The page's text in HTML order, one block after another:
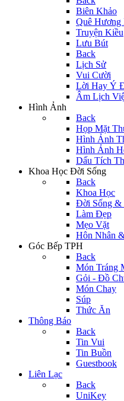
Biên Khảo
Quê Hương
Truyện Kiều
Lưu Bút
Back
Lịch Sử
Vui Cười
Lời Hay Ý
Âm Lịch
Hình Ảnh
Back
Họp Mặt
Hình Ảnh
Hình Ảnh
Dấu Tích
Khoa Học Đời Sống
Back
Khoa Học
Đời Sống &
Làm Đẹp
Mẹo Vặt
Hôn Nhân
Góc Bếp TPH
Back
Món Tráng
Gỏi - Đồ
Món Chay
Súp
Thức Ăn
Thông Báo
Back
Tin Vui
Tin Buồn
Guestbook
Liên Lạc
Back
UniKey